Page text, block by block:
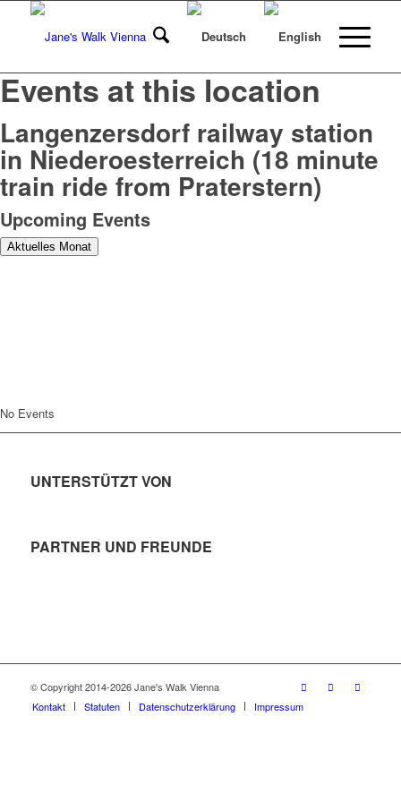
Events at this location
Langenzersdorf railway station
in Niederoesterreich (18 minute
train ride from Praterstern)
Upcoming Events
Aktuelles Monat
No Events
UNTERSTÜTZT VON
PARTNER UND FREUNDE
© Copyright 2014-2026 Jane's Walk Vienna
Kontakt
Statuten Datenschutzerklärung Impressum